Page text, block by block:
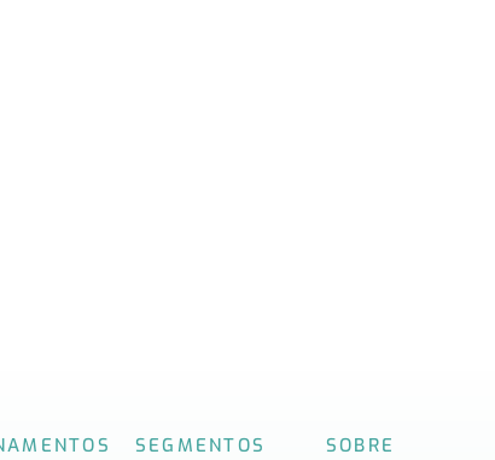
SEGMENTOS SOBRE